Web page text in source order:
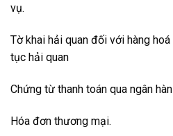
vụ.
Tờ khai hải quan đối với hàng
tục hải quan
Chứng từ thanh toán qua ngân hàn
Hóa đơn thương mại.